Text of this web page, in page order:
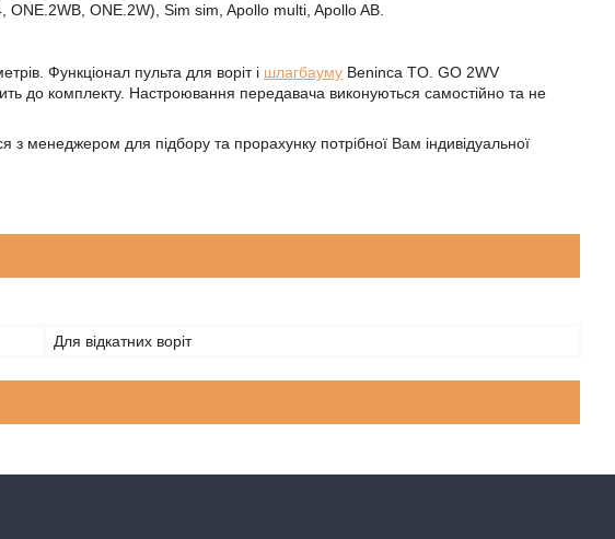
ONE.2WB, ONE.2W), Sim sim, Apollo multi, Apollo AB.
Функціонал пульта для воріт і шлагбауму Beninca TO. GO 2WV
до комплекту. Настроювання передавача виконуються самостійно та не
з менеджером для підбору та прорахунку потрібної Вам індивідуальної
Для відкатних воріт